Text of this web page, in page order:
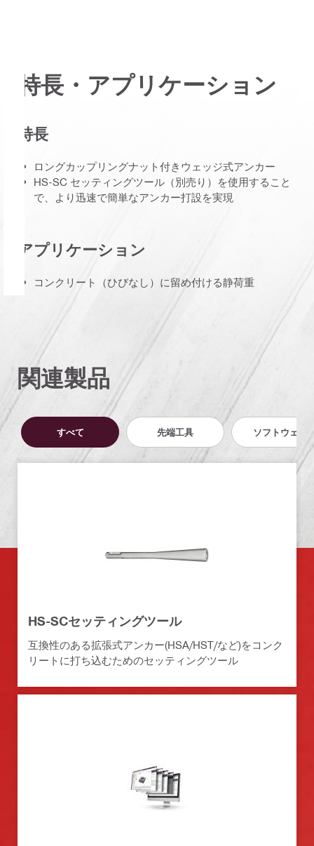
特長・アプリケーション
特長
ロングカップリングナット付きウェッジ式アンカー
HS-SC セッティングツール（別売り）を使用すること
で、より迅速で簡単なアンカー打設を実現
アプリケーション
コンクリート（ひびなし）に留め付ける静荷重
関連製品
すべて 先端工具 ソフトウェア
HS-SCセッティングツール
互換性のある拡張式アンカー(HSA/HST/など)をコンク
リートに打ち込むためのセッティングツール